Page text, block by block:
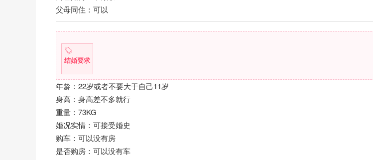
父母同住：可以
结婚要求
年龄：22岁或者不要大于自己11岁
身高：身高差不多就行
重量：73KG
婚况实情：可接受婚史
购车：可以没有房
是否购房：可以没有车